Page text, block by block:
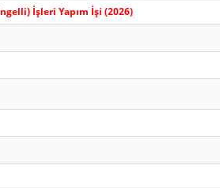
İşleri Yapım İşi (2026)